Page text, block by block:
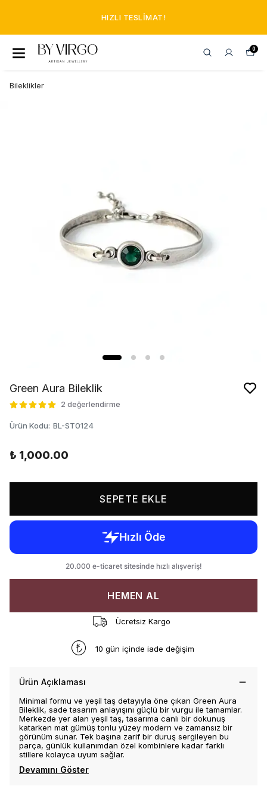
HIZLI TESLIMAT!
0
Bileklikler
Green Aura Bileklik
2 değerlendirme
Ürün Kodu: BL-ST0124
₺ 1,000.00
SEPETE EKLE
HEMEN AL
Ücretsiz Kargo
10 gün içinde iade değişim
Ürün Açıklaması
Minimal formu ve yeşil taş detayıyla öne çıkan Green Aura
Bileklik, sade tasarım anlayışını güçlü bir vurgu ile tamamlar.
Merkezde yer alan yeşil taş, tasarıma canlı bir dokunuş
katarken mat gümüş tonlu yüzey modern ve zamansız bir
görünüm sunar. Tek başına zarif bir duruş sergileyen bu
parça, günlük kullanımdan özel kombinlere kadar farklı
stillere kolayca uyum sağlar.
Devamını Göster